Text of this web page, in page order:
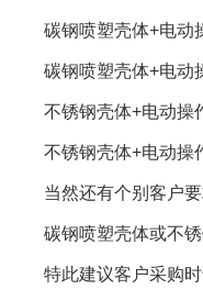
碳钢喷塑壳体+电动
碳钢喷塑壳体+电动
不锈钢壳体+电动操
不锈钢壳体+电动操
当然还有个别客户
碳钢喷塑壳体或不
特此建议客户采购